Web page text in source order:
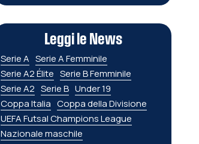
Leggi le News
Serie A Serie A Femminile
Serie A2 Élite Serie B Femminile
Serie A2 Serie B Under 19
Coppa Italia Coppa della Divisione
UEFA Futsal Champions League
Nazionale maschile